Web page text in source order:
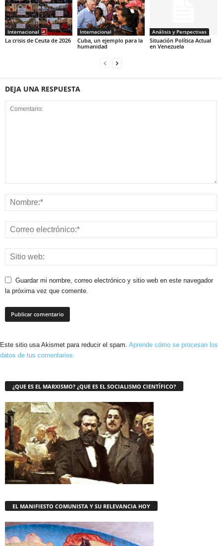
Internacional
La crisis de Ceuta de 2026
Internacional
Cuba, un ejemplo para la
humanidad
Análisis y Perspectivas
Situación Política Actual
en Venezuela
DEJA UNA RESPUESTA
Guardar mi nombre, correo electrónico y sitio web en este navegador
la próxima vez que comente.
Este sitio usa Akismet para reducir el spam. Aprende cómo se procesan los
datos de tus comentarios.
¿QUE ES EL MARXISMO? ¿QUE ES EL SOCIALISMO CIENTÍFICO?
EL MANIFIESTO COMUNISTA Y SU RELEVANCIA HOY